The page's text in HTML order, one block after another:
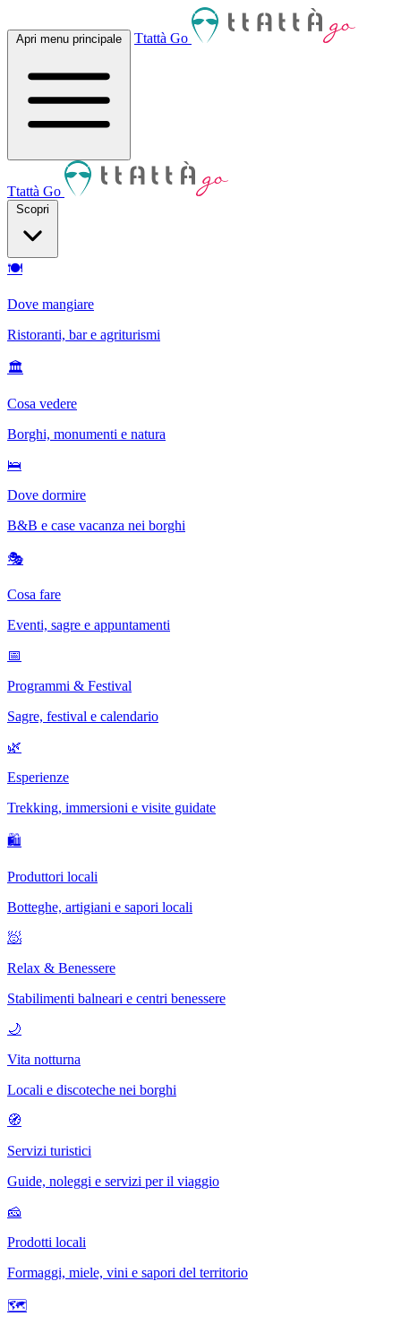
Apri menu principale Ttattà Go
Ttattà Go
Scopri
🍽
Dove mangiare
Ristoranti, bar e agriturismi
🏛
Cosa vedere
Borghi, monumenti e natura
🛌
Dove dormire
B&B e case vacanza nei borghi
🎭
Cosa fare
Eventi, sagre e appuntamenti
📅
Programmi & Festival
Sagre, festival e calendario
🌿
Esperienze
Trekking, immersioni e visite guidate
🛍
Produttori locali
Botteghe, artigiani e sapori locali
🧖
Relax & Benessere
Stabilimenti balneari e centri benessere
🌙
Vita notturna
Locali e discoteche nei borghi
🧭
Servizi turistici
Guide, noleggi e servizi per il viaggio
🧀
Prodotti locali
Formaggi, miele, vini e sapori del territorio
🗺